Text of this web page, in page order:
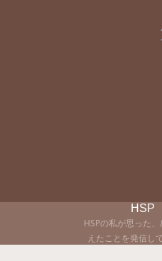
HSP
HSPの私が思った
えたことを発信し